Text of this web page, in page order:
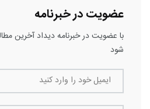
عضویت در خبرنامه
با عضویت در خبرنامه دیداد آخرین
شود
ایمیل خود را وارد کنید